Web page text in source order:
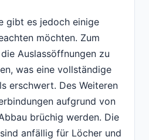
gibt es jedoch einige
möchten. Zum
Auslassöffnungen zu
was eine vollständige
erschwert. Des Weiteren
aufgrund von
brüchig werden. Die
anfällig für Löcher und